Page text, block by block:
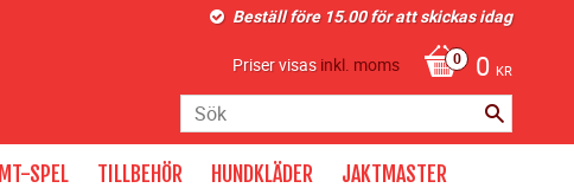
Beställ före 15.00 för att skickas idag
0 KR
Priser visasinkl. moms
SPEL TILLBEHÖR HUNDKLÄDER JAKTMASTER